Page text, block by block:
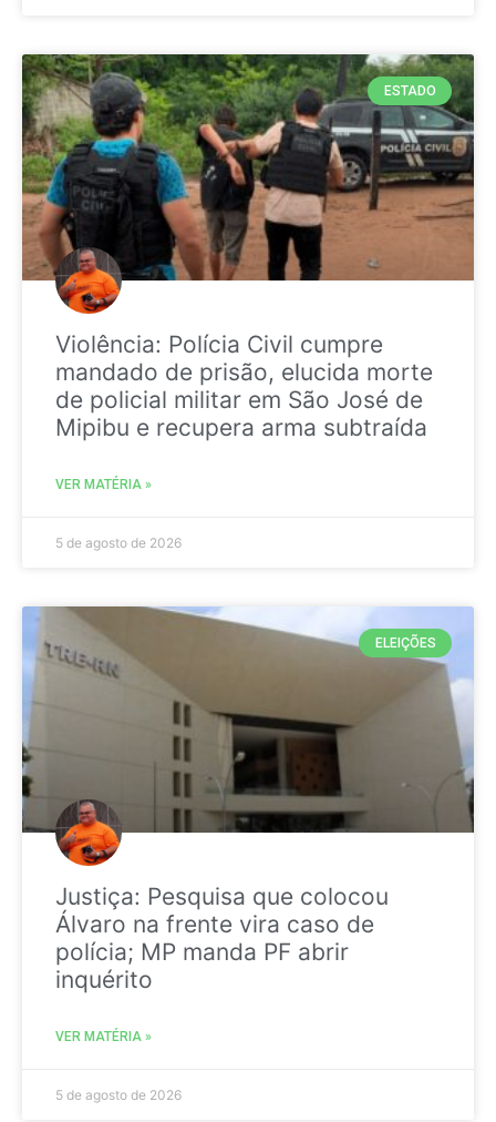
ESTADO
Violência: Polícia Civil cumpre
mandado de prisão, elucida morte
de policial militar em São José de
Mipibu e recupera arma subtraída
VER MATÉRIA »
5 de agosto de 2026
ELEIÇÕES
Justiça: Pesquisa que colocou
Álvaro na frente vira caso de
polícia; MP manda PF abrir
inquérito
VER MATÉRIA »
5 de agosto de 2026